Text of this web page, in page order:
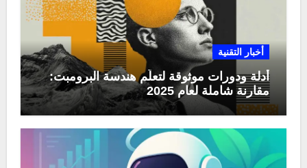
أخبار التقنية
أدلة ودورات موثوقة لتعلّم هندسة البرومبت:
مقارنة شاملة لعام 2025